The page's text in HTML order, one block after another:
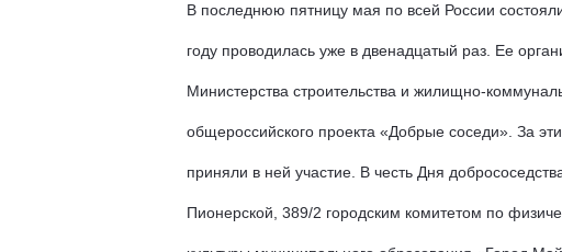
В последнюю пятницу мая по всей России
году проводилась уже в двенадцатый раз. Ее
Министерства строительства и жилищно-
общероссийского проекта «Добрые соседи». За
приняли в ней участие. В честь Дня
Пионерской, 389/2 городским комитетом по